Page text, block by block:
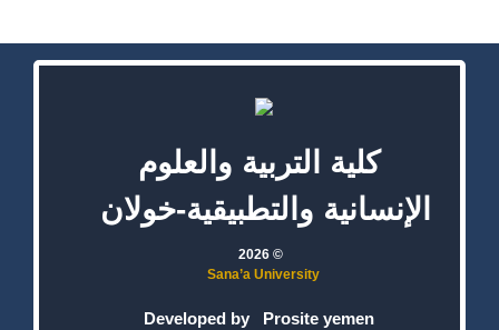
كلية التربية والعلوم
الإنسانية والتطبيقية-خولان
© 2026
Sana’a University
Developed by Prosite yemen